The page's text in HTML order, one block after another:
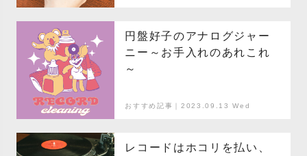
円盤好子のアナログジャー
ニー～お手入れのあれこれ
～
おすすめ記事｜2023.09.13 Wed
レコードはホコリを払い、